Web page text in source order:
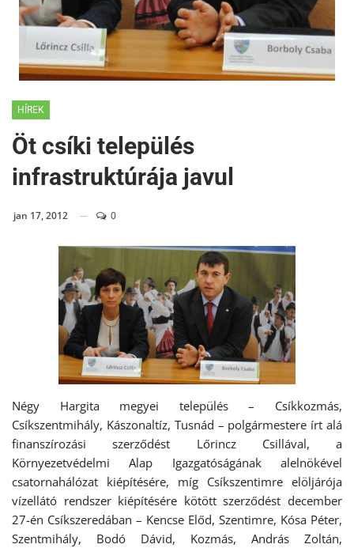
HÍREK
Öt csíki település
infrastruktúrája javul
jan 17, 2012 0
Négy Hargita megyei település – Csíkkozmás,
Csíkszentmihály, Kászonaltíz, Tusnád – polgármestere írt alá
finanszírozási szerződést Lőrincz Csillával, a
Környezetvédelmi Alap Igazgatóságának alelnökével
csatornahálózat kiépítésére, míg Csíkszentimre elöljárója
vízellátó rendszer kiépítésére kötött szerződést december
27-én Csíkszeredában – Kencse Előd, Szentimre, Kósa Péter,
Szentmihály, Bodó Dávid, Kozmás, András Zoltán,